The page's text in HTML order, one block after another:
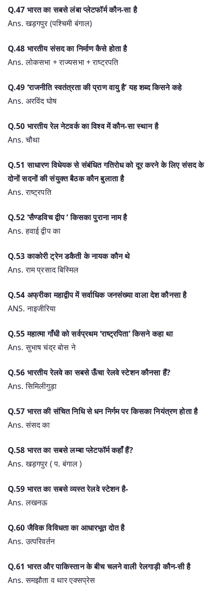
Q.47 भारत का सबसे लंबा प्लेटफॉर्म कौन-सा है
Ans. खड़गपुर (पश्चिमी बंगाल)
Q.48 भारतीय संसद का निर्माण कैसे होता है
Ans. लोकसभा + राज्यसभा + राष्ट्रपति
Q.49 ‘राजनीति स्वतंत्रता की प्राण वायु है’ यह शब्द किसने कहे
Ans. अरविंद घोष
Q.50 भारतीय रेल नेटवर्क का विश्व में कौन-सा स्थान है
Ans. चौथा
Q.51 साधारण विधेयक से संबंधित गतिरोध को दूर करने के लिए संसद के
दोनों सदनों की संयुक्त बैठक कौन बुलाता है
Ans. राष्ट्रपति
Q.52 ‘सैण्डविच द्वीप ‘ किसका पुराना नाम है
Ans. हवाई द्वीप का
Q.53 काकोरी ट्रेन डकैती के नायक कौन थे
Ans. राम प्रसाद बिस्मिल
Q.54 अफ्रीका महाद्वीप में सर्वाधिक जनसंख्या वाला देश कौनसा है
ANS. नाइजीरिया
Q.55 महात्मा गाँधी को सर्वप्रथम ‘राष्ट्रपिता’ किसने कहा था
Ans. सुभाष चंद्र बोस ने
Q.56 भारतीय रेलवे का सबसे ऊँचा रेलवे स्टेशन कौनसा हैं?
Ans. सिमिलीगुड़ा
Q.57 भारत की संचित निधि से धन निर्गम पर किसका नियंत्रण होता है
Ans. संसद का
Q.58 भारत का सबसे लम्बा प्लेटफॉर्म कहाँ हैं?
Ans. खड़गपुर ( प. बंगाल )
Q.59 भारत का सबसे व्यस्त रेलवे स्टेशन है-
Ans. लखनऊ
Q.60 जैविक विविधता का आधारभूत दोत है
Ans. उत्परिवर्तन
Q.61 भारत और पाकिस्तान के बीच चलने वाली रेलगाड़ी कौन-सी है
Ans. समझौता व थार एक्सप्रेस